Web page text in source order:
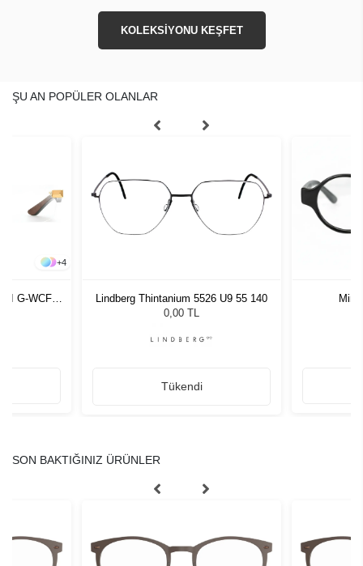
KOLEKSİYONU KEŞFET
ŞU AN POPÜLER OLANLAR
+4
G-WCF-
Lindberg Thintanium 5526 U9 55 140
0,00 TL
Tükendi
SON BAKTIĞINIZ ÜRÜNLER